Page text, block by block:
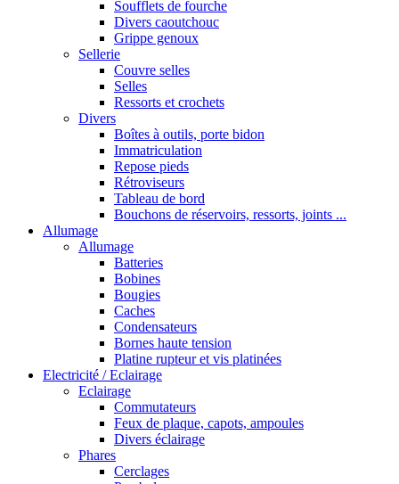
Soufflets de fourche
Divers caoutchouc
Grippe genoux
Sellerie
Couvre selles
Selles
Ressorts et crochets
Divers
Boîtes à outils, porte bidon
Immatriculation
Repose pieds
Rétroviseurs
Tableau de bord
Bouchons de réservoirs, ressorts, joints ...
Allumage
Allumage
Batteries
Bobines
Bougies
Caches
Condensateurs
Bornes haute tension
Platine rupteur et vis platinées
Electricité / Eclairage
Eclairage
Commutateurs
Feux de plaque, capots, ampoules
Divers éclairage
Phares
Cerclages